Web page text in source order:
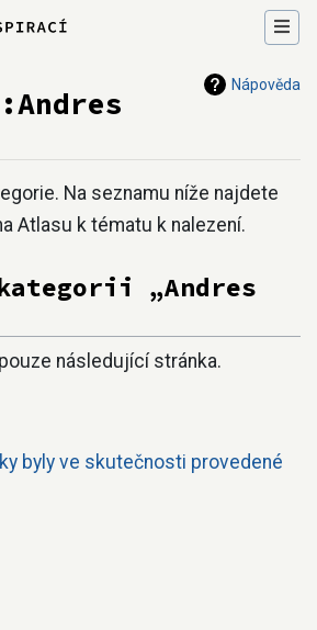
Nápověda
hledáníNa seznamu níže najdete
Atlasu k tématu k nalezení.
„Andres
následující stránka.
byly ve skutečnosti provedené